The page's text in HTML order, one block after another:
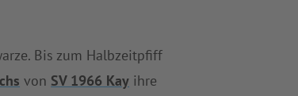
Bis zum Halbzeitpfiff
von SV 1966 Kay ihre